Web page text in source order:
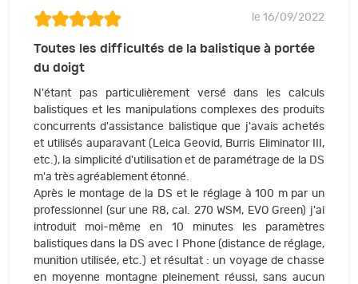
le 16/09/2022
Toutes les difficultés de la balistique à portée
du doigt
N'étant pas particulièrement versé dans les calculs
balistiques et les manipulations complexes des produits
concurrents d'assistance balistique que j'avais achetés
et utilisés auparavant (Leica Geovid, Burris Eliminator III,
etc.), la simplicité d'utilisation et de paramétrage de la DS
m'a très agréablement étonné.
Après le montage de la DS et le réglage à 100 m par un
professionnel (sur une R8, cal. 270 WSM, EVO Green) j'ai
introduit moi-même en 10 minutes les paramètres
balistiques dans la DS avec I Phone (distance de réglage,
munition utilisée, etc.) et résultat : un voyage de chasse
en moyenne montagne pleinement réussi, sans aucun